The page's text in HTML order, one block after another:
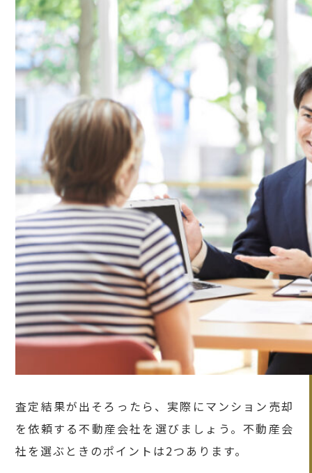
査定結果が出そろったら、実際にマンション売却
を依頼する不動産会社を選びましょう。不動産会
社を選ぶときのポイントは2つあります。